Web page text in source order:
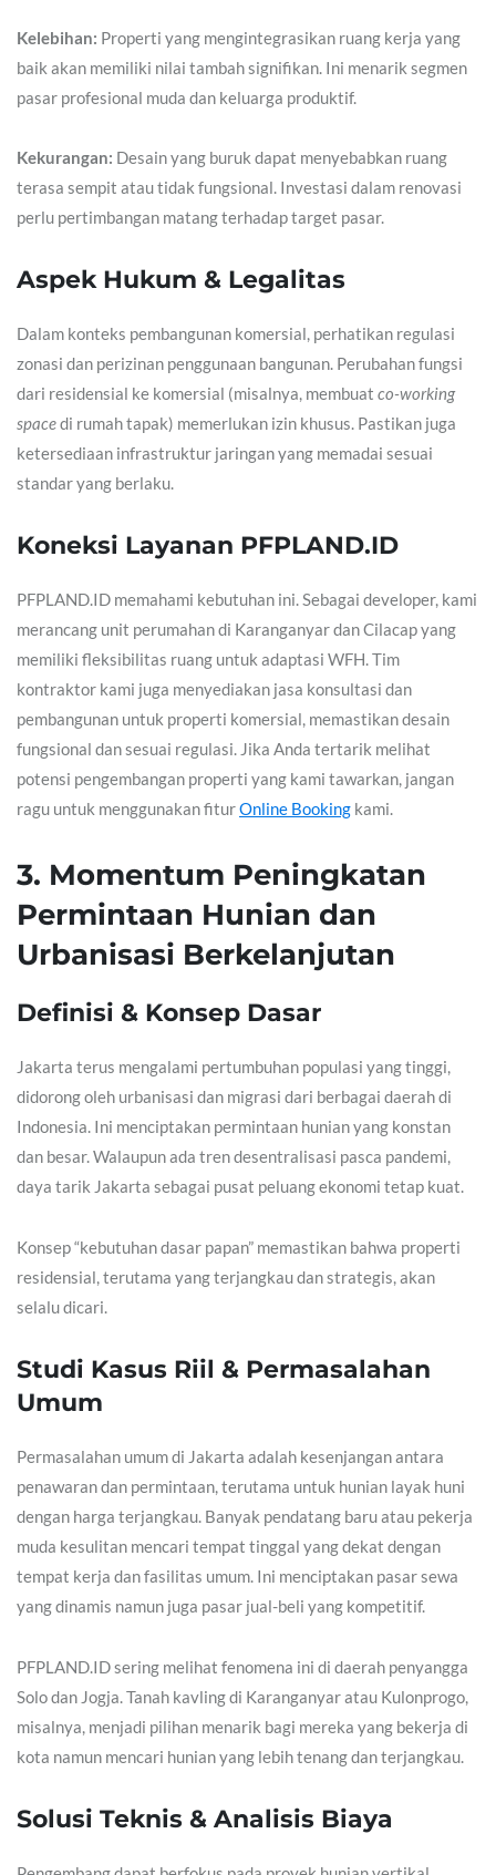
Kelebihan: Properti yang mengintegrasikan ruang kerja yang
baik akan memiliki nilai tambah signifikan. Ini menarik segmen
pasar profesional muda dan keluarga produktif.
Kekurangan: Desain yang buruk dapat menyebabkan ruang
terasa sempit atau tidak fungsional. Investasi dalam renovasi
perlu pertimbangan matang terhadap target pasar.
Aspek Hukum & Legalitas
Dalam konteks pembangunan komersial, perhatikan regulasi
zonasi dan perizinan penggunaan bangunan. Perubahan fungsi
dari residensial ke komersial (misalnya, membuat co-working
spacedi rumah tapak) memerlukan izin khusus. Pastikan juga
ketersediaan infrastruktur jaringan yang memadai sesuai
standar yang berlaku.
Koneksi Layanan PFPLAND.ID
PFPLAND.ID memahami kebutuhan ini. Sebagai developer, kami
merancang unit perumahan di Karanganyar dan Cilacap yang
memiliki fleksibilitas ruang untuk adaptasi WFH. Tim
kontraktor kami juga menyediakan jasa konsultasi dan
pembangunan untuk properti komersial, memastikan desain
fungsional dan sesuai regulasi. Jika Anda tertarik melihat
potensi pengembangan properti yang kami tawarkan, jangan
ragu untuk menggunakan fiturOnline Booking kami.
3. Momentum Peningkatan
Permintaan Hunian dan
Urbanisasi Berkelanjutan
Definisi & Konsep Dasar
Jakarta terus mengalami pertumbuhan populasi yang tinggi,
didorong oleh urbanisasi dan migrasi dari berbagai daerah di
Indonesia. Ini menciptakan permintaan hunian yang konstan
dan besar. Walaupun ada tren desentralisasi pasca pandemi,
daya tarik Jakarta sebagai pusat peluang ekonomi tetap kuat.
Konsep “kebutuhan dasar papan” memastikan bahwa properti
residensial, terutama yang terjangkau dan strategis, akan
selalu dicari.
Studi Kasus Riil & Permasalahan
Umum
Permasalahan umum di Jakarta adalah kesenjangan antara
penawaran dan permintaan, terutama untuk hunian layak huni
dengan harga terjangkau. Banyak pendatang baru atau pekerja
muda kesulitan mencari tempat tinggal yang dekat dengan
tempat kerja dan fasilitas umum. Ini menciptakan pasar sewa
yang dinamis namun juga pasar jual-beli yang kompetitif.
PFPLAND.ID sering melihat fenomena ini di daerah penyangga
Solo dan Jogja. Tanah kavling di Karanganyar atau Kulonprogo,
misalnya, menjadi pilihan menarik bagi mereka yang bekerja di
kota namun mencari hunian yang lebih tenang dan terjangkau.
Solusi Teknis & Analisis Biaya